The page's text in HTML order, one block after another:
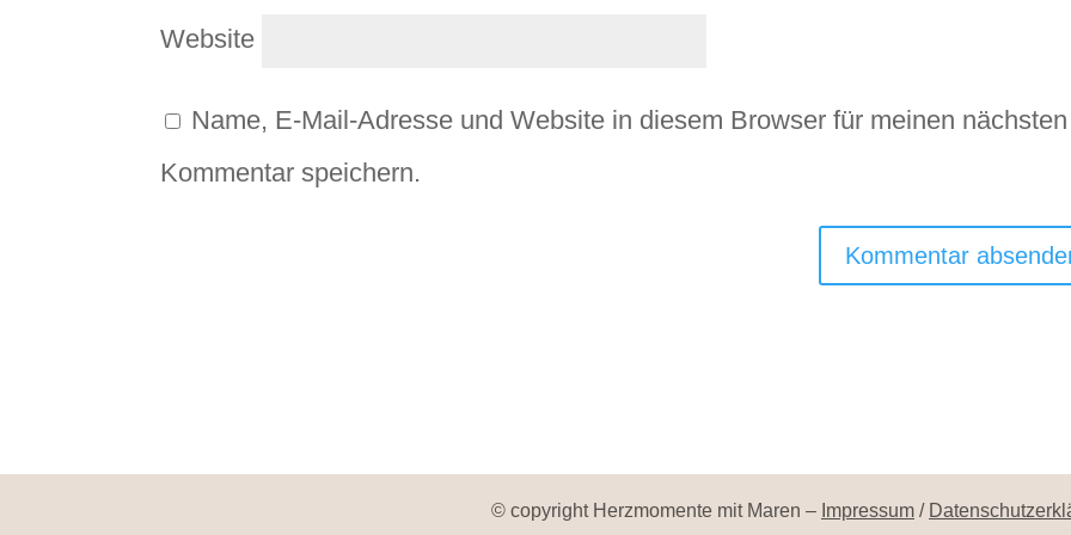
Website
Name, E-Mail-Adresse und Website in diesem Browser für meinen nächsten
Kommentar speichern.
© copyright Herzmomente mit Maren – Impressum /